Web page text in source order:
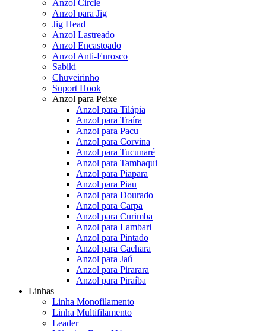
Anzol Circle
Anzol para Jig
Jig Head
Anzol Lastreado
Anzol Encastoado
Anzol Anti-Enrosco
Sabiki
Chuveirinho
Suport Hook
Anzol para Peixe
Anzol para Tilápia
Anzol para Traíra
Anzol para Pacu
Anzol para Corvina
Anzol para Tucunaré
Anzol para Tambaqui
Anzol para Piapara
Anzol para Piau
Anzol para Dourado
Anzol para Carpa
Anzol para Curimba
Anzol para Lambari
Anzol para Pintado
Anzol para Cachara
Anzol para Jaú
Anzol para Pirarara
Anzol para Piraíba
Linhas
Linha Monofilamento
Linha Multifilamento
Leader